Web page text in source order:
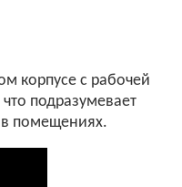
корпусе с рабочей
подразумевает
помещениях.